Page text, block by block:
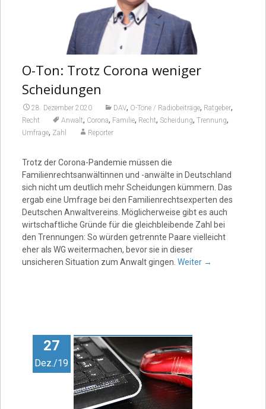
O-Ton: Trotz Corona weniger
Scheidungen
28. Dezember 2020 DAV, O-Töne / Radiobeiträge, Ratgeber,
Recht Anwalt, Corona, Familie, Recht, Scheidung, Trennung,
Umfrage, Zahl Reporter
Trotz der Corona-Pandemie müssen die
Familienrechtsanwältinnen und -anwälte in Deutschland
sich nicht um deutlich mehr Scheidungen kümmern. Das
ergab eine Umfrage bei den Familienrechtsexperten des
Deutschen Anwaltvereins. Möglicherweise gibt es auch
wirtschaftliche Gründe für die gleichbleibende Zahl bei
den Trennungen: So würden getrennte Paare vielleicht
eher als WG weitermachen, bevor sie in dieser
unsicheren Situation zum Anwalt gingen. Weiter →
27
Dez./19